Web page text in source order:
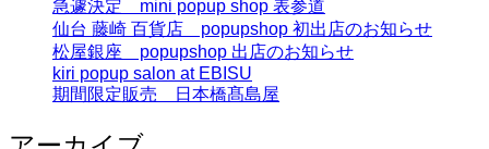
急遽決定 mini popup shop 表参道
仙台 藤崎 百貨店 popupshop 初出店のお知らせ
松屋銀座 popupshop 出店のお知らせ
kiri popup salon at EBISU
期間限定販売 日本橋髙島屋